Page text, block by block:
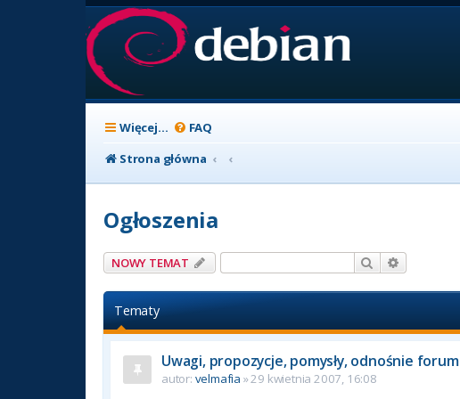
Więcej… FAQ
Strona główna
Ogłoszenia
NOWY TEMAT Szukaj
Tematy
Uwagi, propozycje, pomysły, odnośnie forum
autor: velmafia » 29 kwietnia 2007, 16:08